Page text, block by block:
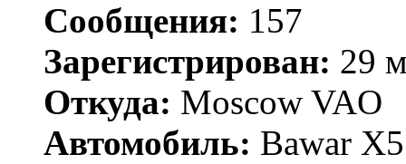
Сообщения: 157
Зарегистрирован: 29
Откуда: Moscow VAO
Автомобиль: Bawar